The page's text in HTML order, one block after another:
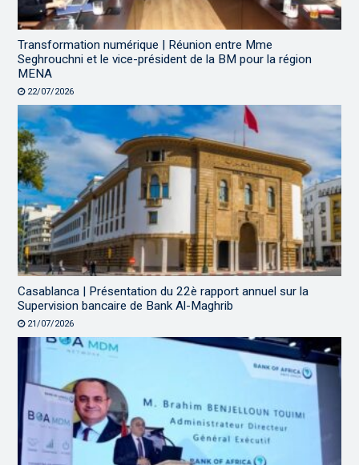
Transformation numérique | Réunion entre Mme
Seghrouchni et le vice-président de la BM pour la région
MENA
22/07/2026
Casablanca | Présentation du 22è rapport annuel sur la
Supervision bancaire de Bank Al-Maghrib
21/07/2026